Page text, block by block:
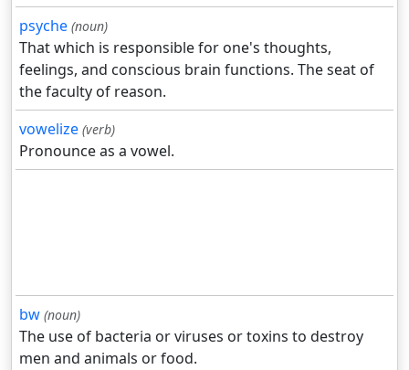
psyche (noun)
That which is responsible for one's thoughts,
feelings, and conscious brain functions. The seat of
the faculty of reason.
vowelize (verb)
Pronounce as a vowel.
bw (noun)
The use of bacteria or viruses or toxins to destroy
men and animals or food.